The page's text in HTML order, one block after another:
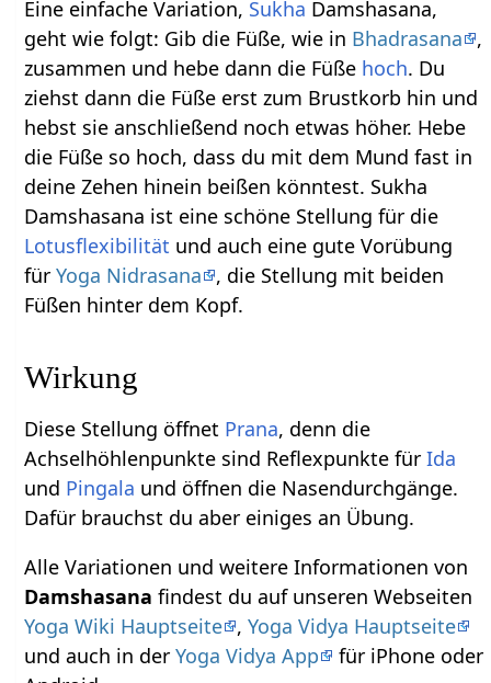
Eine einfache Variation, Sukha Damshasana,
geht wie folgt: Gib die Füße, wie in Bhadrasana
,
zusammen und hebe dann die Füße hoch. Du
ziehst dann die Füße erst zum Brustkorb hin und
hebst sie anschließend noch etwas höher. Hebe
die Füße so hoch, dass du mit dem Mund fast in
deine Zehen hinein beißen könntest. Sukha
Damshasana ist eine schöne Stellung für die
Lotusflexibilität und auch eine gute Vorübung
fürYoga Nidrasana
, die Stellung mit beiden
Füßen hinter dem Kopf.
Wirkung
Diese Stellung öffnet Prana, denn die
Achselhöhlenpunkte sind Reflexpunkte fürIda
und Pingala und öffnen die Nasendurchgänge.
Dafür brauchst du aber einiges an Übung.
Alle Variationen und weitere Informationen von
Damshasana findest du auf unseren Webseiten
Yoga Wiki Hauptseite ,Yoga Vidya Hauptseite
und auch in derYoga Vidya App
für iPhone oder